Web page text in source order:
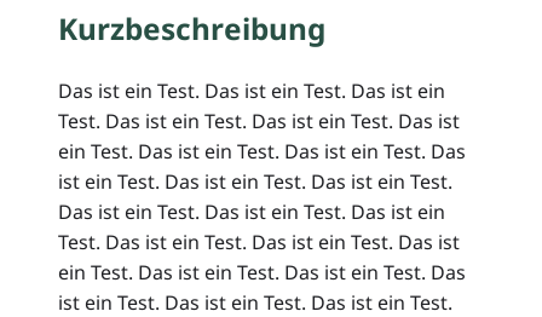
Kurzbeschreibung
Das ist ein Test. Das ist ein Test. Das ist ein
Test. Das ist ein Test. Das ist ein Test. Das ist
ein Test. Das ist ein Test. Das ist ein Test. Das
ist ein Test. Das ist ein Test. Das ist ein Test.
Das ist ein Test. Das ist ein Test. Das ist ein
Test. Das ist ein Test. Das ist ein Test. Das ist
ein Test. Das ist ein Test. Das ist ein Test. Das
ist ein Test. Das ist ein Test. Das ist ein Test.